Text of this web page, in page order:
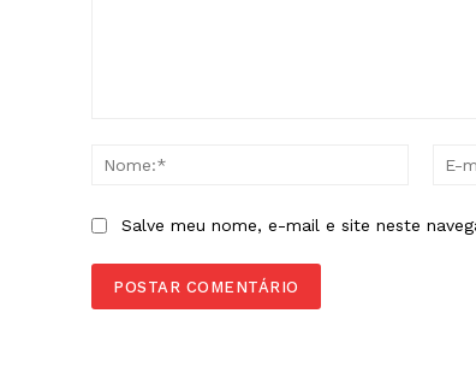
Nome:*
Salve meu nome, e-mail e site neste